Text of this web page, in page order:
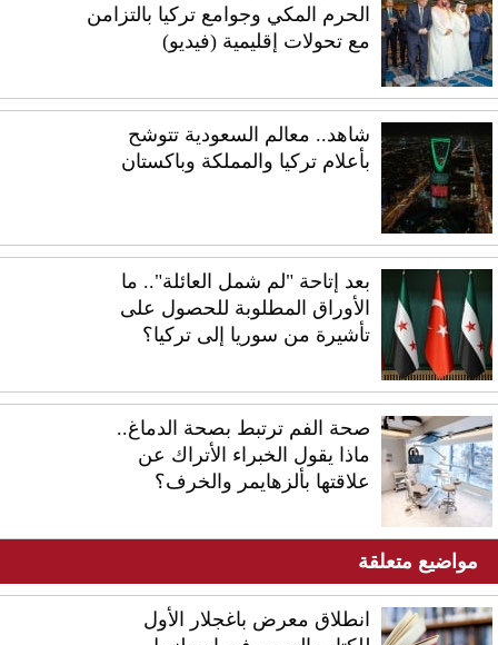
الحرم المكي وجوامع تركيا بالتزامن
مع تحولات إقليمية (فيديو)
شاهد.. معالم السعودية تتوشح
بأعلام تركيا والمملكة وباكستان
بعد إتاحة "لم شمل العائلة".. ما
الأوراق المطلوبة للحصول على
تأشيرة من سوريا إلى تركيا؟
صحة الفم ترتبط بصحة الدماغ..
ماذا يقول الخبراء الأتراك عن
علاقتها بألزهايمر والخرف؟
مواضيع متعلقة
انطلاق معرض باغجلار الأول